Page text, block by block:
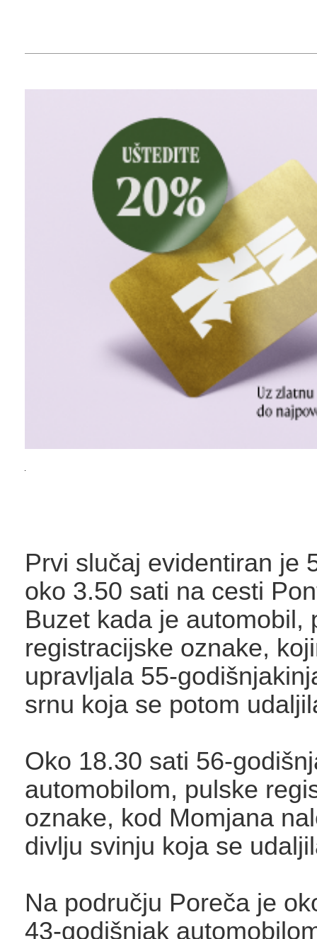
Prvi slučaj evidentiran je
oko 3.50 sati na cesti
Buzet kada je automobil,
registracijske oznake,
upravljala 55-
srnu koja se potom
Oko 18.30 sati 56-
automobilom, pulske
oznake, kod Momjana
divlju svinju koja se
Na području Poreča je
43-godišnjak